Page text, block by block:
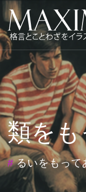
類を
#るいをもって